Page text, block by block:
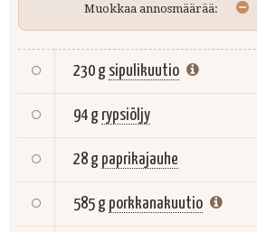
Muokkaa annosmäärää:
230 g sipulikuutio
94 g rypsiöljy
28 g paprikajauhe
585 g porkkanakuutio